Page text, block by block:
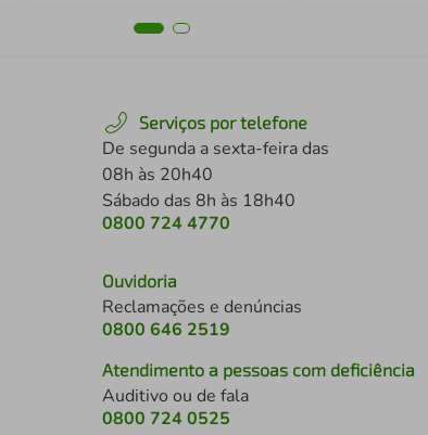
Serviços por telefone
De segunda a sexta-feira das
08h às 20h40
Sábado das 8h às 18h40
0800 724 4770
Ouvidoria
Reclamações e denúncias
0800 646 2519
Atendimento a pessoas com deficiência
Auditivo ou de fala
0800 724 0525